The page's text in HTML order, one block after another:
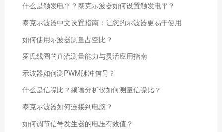
什么是触发电平？泰克示波器如何设置触发电平？
泰克示波器中文设置指南：让您的示波器更易于使用
如何使用示波器测量占空比？
罗氏线圈的直流测量能力与灵活应用指南
示波器如何测PWM脉冲信号？
什么是信噪比？频谱分析仪如何测量信噪比？
泰克示波器如何连接到电脑？
如何调节信号发生器的电压有效值？